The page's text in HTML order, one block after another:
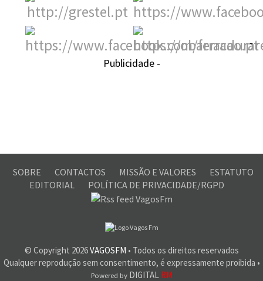
-
Publicidade -
SOBRE CONTACTOS MISSÃO E VALORES
ESTATUTO
EDITORIAL
POLÍTICA DE PRIVACIDADE/RGPD
© Copyright 2026VAGOSFM • Todos os direitos reservados
Qualquer reprodução sem consentimento, é expressamente proibida •
Powered byDIGITAL RM